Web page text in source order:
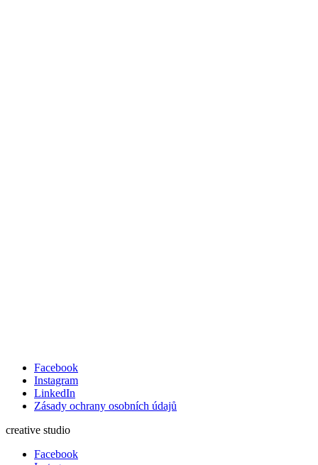
Facebook
Instagram
LinkedIn
Zásady ochrany osobních údajů
creative studio
Facebook